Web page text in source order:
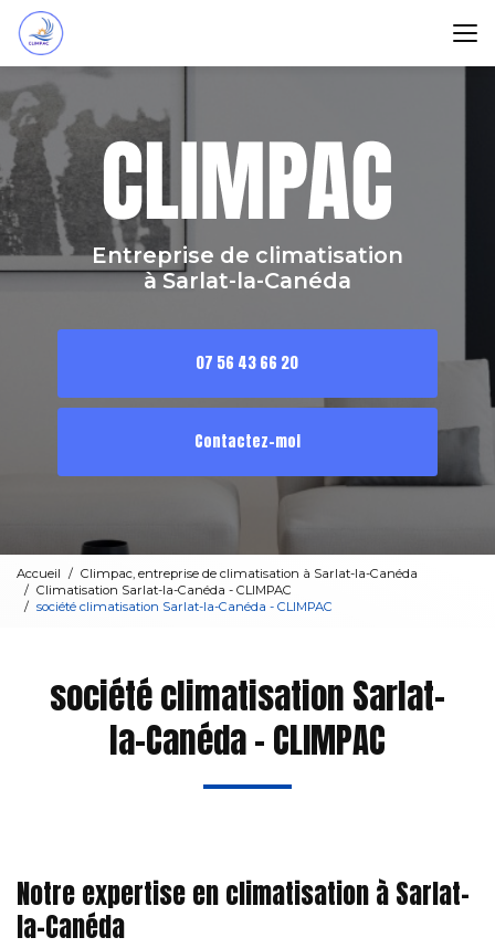
Aller
au
contenu
principal
Entreprise de climatisation
à Sarlat-la-Canéda
07 56 43 66 20
Contactez-moi
Accueil
Climpac, entreprise de climatisation à Sarlat-la-Canéda
Climatisation Sarlat-la-Canéda - CLIMPAC
société climatisation Sarlat-la-Canéda - CLIMPAC
société climatisation Sarlat-
la-Canéda - CLIMPAC
Notre expertise en climatisation à Sarlat-
la-Canéda